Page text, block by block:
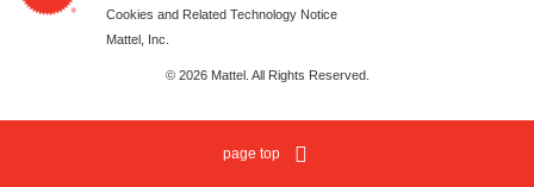
Cookies and Related Technology Notice
Mattel, Inc.
© 2026 Mattel. All Rights Reserved.
page top